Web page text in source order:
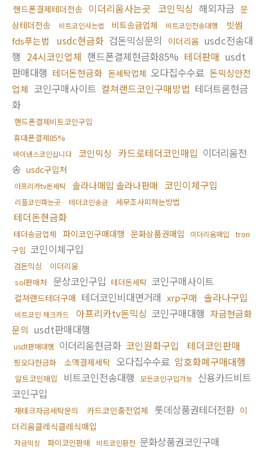
핸드폰결제테더전송 이더리움사는곳 코인믹싱 해외자금 문
상테더전송
비트코인사는법 비트송금업체 비트코인전송대행
빗썸
fds푸는법
usdc현금화 검돈믹싱문의 이더리움 usdc전송대
행 24시코인업체 핸드폰결제현금화85% 테더판매 usdt
판매대행 테더돈현금화 돈세탁업체 오다집수수료 돈믹싱안전
업체 코인구매사이트 컬쳐랜드코인구매방법 테더트론현금
화
핸드폰결제비트코인구입
휴대폰결제85%
바이낸스코인삽니다 코인믹싱 카드로테더코인매입 이더리움전
송 usdc구입처
아프리카tv돈세탁 솔라나매입 솔라나판매 코인이체구입
리플코인파는곳 테더코인송금 세무조사피하는방법
테더돈현금화
테더송금업체 파이코인구매대행 문화상품권매입 이더리움매입
tron
구입 코인이체구입
검돈믹싱
이더리움
sol판매처
문상코인구입 테더돈세탁 코인구매사이트
컬쳐랜드테더구매 테더코인비대면거래 xrp구매 솔라나구입
비트코인 체크카드 아프리카tv돈믹싱 코인구매대행 자금현금화
문의 usdt판매대행
usdt판매대행 이더리움현금화 코인원화구입 테더코인판매
핑오다현금화 소액결제세탁 오다집수수료 암호화폐구매대행
알트코인매입 비트코인전송대행 모든코인구입가능 신용카드비트
코인구입
재테크자금세탁문의 카드코인충전업체 롯데상품권테더전환 이
더리움클레식클레식매입
자금믹싱 파이코인판매 비트코인환전 문화상품권코인구매